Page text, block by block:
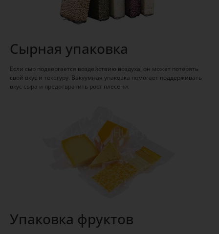
Сырная упаковка
Если сыр подвергается воздействию воздуха, он может потерять
свой вкус и текстуру. Вакуумная упаковка помогает поддерживать
вкус сыра и предотвратить рост плесени.
Упаковка фруктов